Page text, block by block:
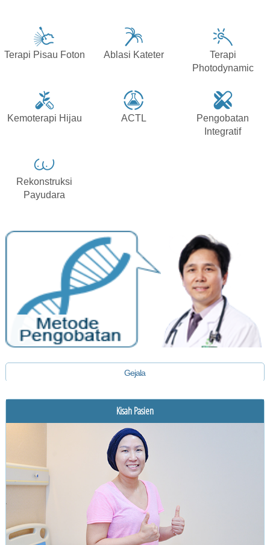
Terapi Pisau Foton Ablasi Kateter
Terapi
Photodynamic
Kemoterapi Hijau ACTL
Pengobatan
Integratif
Rekonstruksi
Payudara
Gejala
Pengobatan
Kisah Pasien